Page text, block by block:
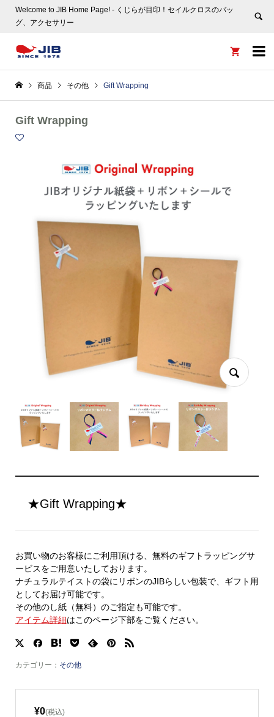
Welcome to JIB Home Page! ‐ くじらが目印！セイルクロスのバッ
グ、アクセサリー


商品 その他 Gift Wrapping
Gift Wrapping
★Gift Wrapping★
お買い物のお客様にご利用頂ける、無料のギフトラッピングサ
ービスをご用意いたしております。
ナチュラルテイストの袋にリボンのJIBらしい包装で、ギフト用
としてお届け可能です。
その他のし紙（無料）のご指定も可能です。
アイテム詳細はこのページ下部をご覧ください。
カテゴリー： その他
¥0(税込)